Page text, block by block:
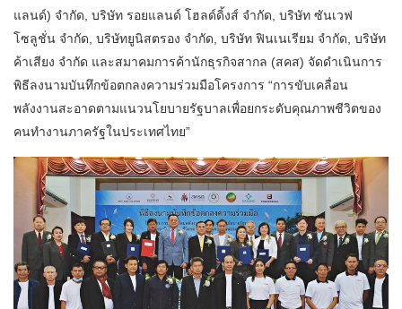
แลนด์) จำกัด, บริษัท รอยแลนด์ โฮลด์ดิ้งส์ จำกัด, บริษัท ซันเวฟ
โซลูชั่น จำกัด, บริษัทยูนิสตรอง จำกัด, บริษัท ฟินเนเรียม จำกัด, บริษัท
ค้าเสียง จำกัด และสมาคมการค้านักธุรกิจสากล (สคส) จัดดำเนินการ
พิธีลงนามบันทึกข้อตกลงความร่วมมือโครงการ “การขับเคลื่อน
พลังงานสะอาดตามแนวนโยบายรัฐบาลเพื่อยกระดับคุณภาพชีวิตของ
คนทำงานภาครัฐในประเทศไทย”